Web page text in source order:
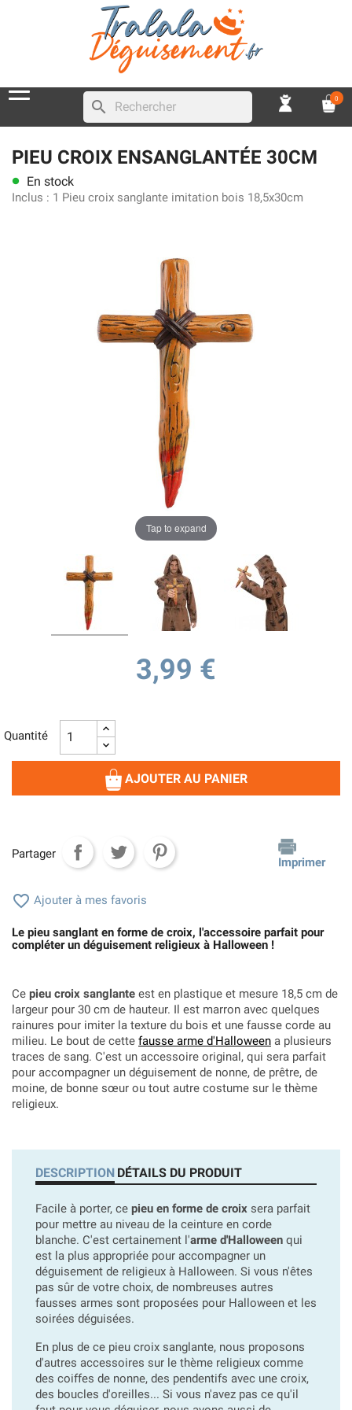
search 0
PIEU CROIX ENSANGLANTÉE 30CM
lens En stock
Inclus : 1 Pieu croix sanglante imitation bois 18,5x30cm
Tap to expand
3,99 €
Quantité
AJOUTER AU PANIER
Partager
Imprimer
 Ajouter à mes favoris
Le pieu sanglant en forme de croix, l'accessoire parfait pour
compléter un déguisement religieux à Halloween !
Ce pieu croix sanglante est en plastique et mesure 18,5 cm de
largeur pour 30 cm de hauteur. Il est marron avec quelques
rainures pour imiter la texture du bois et une fausse corde au
milieu. Le bout de cette fausse arme d'Halloween a plusieurs
traces de sang. C'est un accessoire original, qui sera parfait
pour accompagner un déguisement de nonne, de prêtre, de
moine, de bonne sœur ou tout autre costume sur le thème
religieux.
DESCRIPTION DÉTAILS DU PRODUIT
Facile à porter, ce pieu en forme de croix sera parfait
pour mettre au niveau de la ceinture en corde
blanche. C'est certainement l'arme d'Halloween qui
est la plus appropriée pour accompagner un
déguisement de religieux à Halloween. Si vous n'êtes
pas sûr de votre choix, de nombreuses autres
fausses armes sont proposées pour Halloween et les
soirées déguisées.
En plus de ce pieu croix sanglante, nous proposons
d'autres accessoires sur le thème religieux comme
des coiffes de nonne, des pendentifs avec une croix,
des boucles d'oreilles... Si vous n'avez pas ce qu'il